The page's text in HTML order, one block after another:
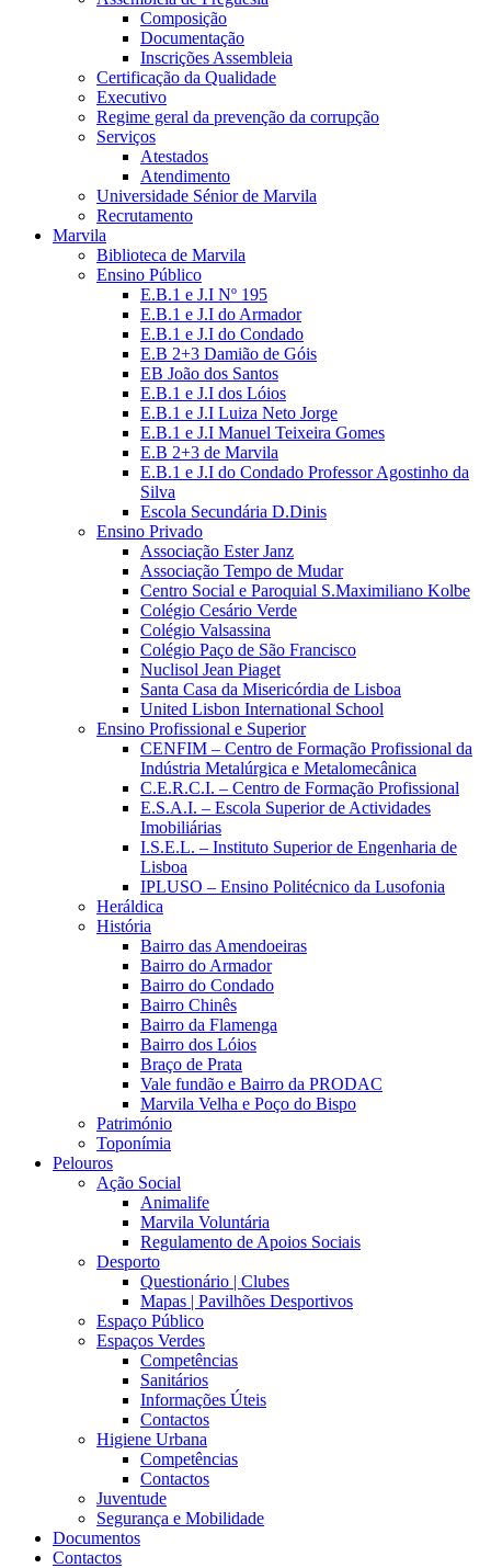
Composição
Documentação
Inscrições Assembleia
Certificação da Qualidade
Executivo
Regime geral da prevenção da corrupção
Serviços
Atestados
Atendimento
Universidade Sénior de Marvila
Recrutamento
Marvila
Biblioteca de Marvila
Ensino Público
E.B.1 e J.I Nº 195
E.B.1 e J.I do Armador
E.B.1 e J.I do Condado
E.B 2+3 Damião de Góis
EB João dos Santos
E.B.1 e J.I dos Lóios
E.B.1 e J.I Luiza Neto Jorge
E.B.1 e J.I Manuel Teixeira Gomes
E.B 2+3 de Marvila
E.B.1 e J.I do Condado Professor Agostinho da
Silva
Escola Secundária D.Dinis
Ensino Privado
Associação Ester Janz
Associação Tempo de Mudar
Centro Social e Paroquial S.Maximiliano Kolbe
Colégio Cesário Verde
Colégio Valsassina
Colégio Paço de São Francisco
Nuclisol Jean Piaget
Santa Casa da Misericórdia de Lisboa
United Lisbon International School
Ensino Profissional e Superior
CENFIM – Centro de Formação Profissional da
Indústria Metalúrgica e Metalomecânica
C.E.R.C.I. – Centro de Formação Profissional
E.S.A.I. – Escola Superior de Actividades
Imobiliárias
I.S.E.L. – Instituto Superior de Engenharia de
Lisboa
IPLUSO – Ensino Politécnico da Lusofonia
Heráldica
História
Bairro das Amendoeiras
Bairro do Armador
Bairro do Condado
Bairro Chinês
Bairro da Flamenga
Bairro dos Lóios
Braço de Prata
Vale fundão e Bairro da PRODAC
Marvila Velha e Poço do Bispo
Património
Toponímia
Pelouros
Ação Social
Animalife
Marvila Voluntária
Regulamento de Apoios Sociais
Desporto
Questionário | Clubes
Mapas | Pavilhões Desportivos
Espaço Público
Espaços Verdes
Competências
Sanitários
Informações Úteis
Contactos
Higiene Urbana
Competências
Contactos
Juventude
Segurança e Mobilidade
Documentos
Contactos